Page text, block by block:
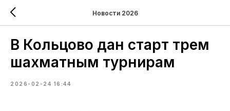
Новости 2026
В Кольцово дан старт трем
шахматным турнирам
2026-02-24 16:44